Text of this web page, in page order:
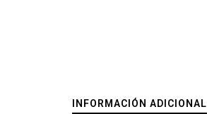
INFORMACIÓN ADICIONAL